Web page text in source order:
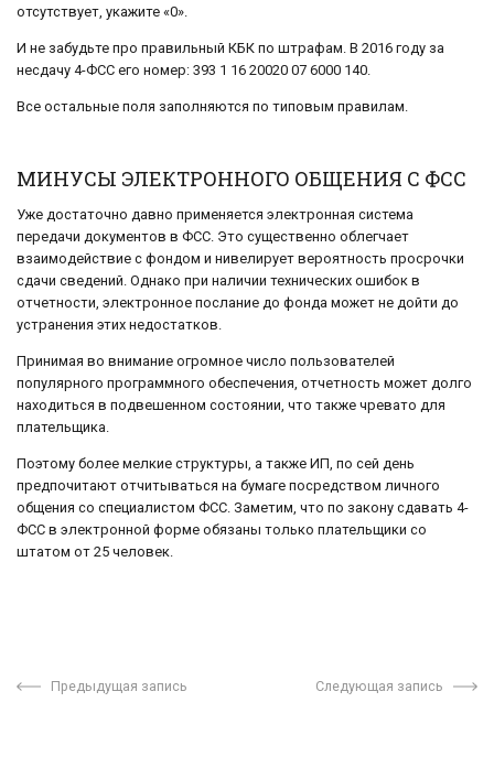
отсутствует, укажите «0».
И не забудьте про правильный КБК по штрафам. В 2016 году за
несдачу 4-ФСС его номер: 393 1 16 20020 07 6000 140.
Все остальные поля заполняются по типовым правилам.
МИНУСЫ ЭЛЕКТРОННОГО ОБЩЕНИЯ С ФСС
Уже достаточно давно применяется электронная система
передачи документов в ФСС. Это существенно облегчает
взаимодействие с фондом и нивелирует вероятность просрочки
сдачи сведений. Однако при наличии технических ошибок в
отчетности, электронное послание до фонда может не дойти до
устранения этих недостатков.
Принимая во внимание огромное число пользователей
популярного программного обеспечения, отчетность может долго
находиться в подвешенном состоянии, что также чревато для
плательщика.
Поэтому более мелкие структуры, а также ИП, по сей день
предпочитают отчитываться на бумаге посредством личного
общения со специалистом ФСС. Заметим, что по закону сдавать 4-
ФСС в электронной форме обязаны только плательщики со
штатом от 25 человек.
Предыдущая запись Следующая запись